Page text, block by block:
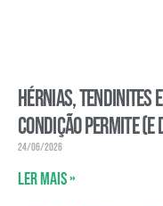
Hérnias, tendinites
condição permite
24/06/2026
Ler mais »